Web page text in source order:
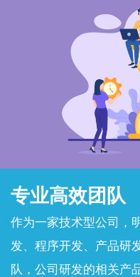
专业高效团队
作为一家技术型公司，
发、程序开发、产品研
队，公司研发的相关产